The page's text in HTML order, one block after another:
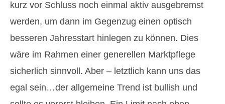
kurz vor Schluss noch einmal aktiv ausgebremst
werden, um dann im Gegenzug einen optisch
besseren Jahresstart hinlegen zu können. Dies
wäre im Rahmen einer generellen Marktpflege
sicherlich sinnvoll. Aber – letztlich kann uns das
egal sein…der allgemeine Trend ist bullish und